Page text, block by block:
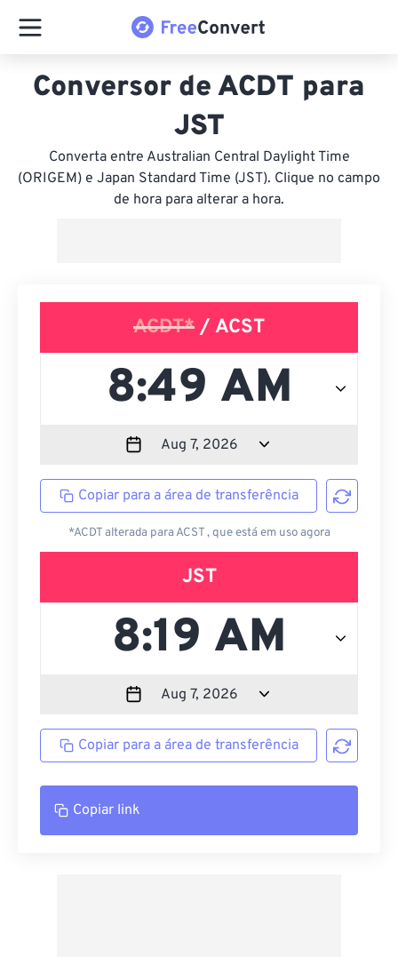
Conversor de ACDT para
JST
Converta entre Australian Central Daylight Time
(ORIGEM) e Japan Standard Time (JST). Clique no campo
de hora para alterar a hora.
ACDT* / ACST
Copiar para a área de transferência
*ACDT alterada para ACST , que está em uso agora
JST
Copiar para a área de transferência
Copiar link